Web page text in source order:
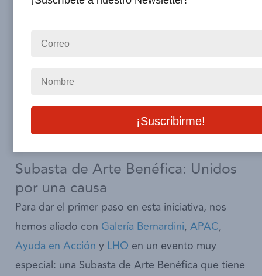
Humano, así como de otros aliados como la
una plataforma que brinda visibilidad y soporte a
proyectos de ayuda social y humana en México.
Subasta de Arte Benéfica: Unidos
por una causa
Para dar el primer paso en esta iniciativa, nos
hemos aliado con Galería Bernardini, APAC,
Ayuda en Acción y LHO en un evento muy
especial: una Subasta de Arte Benéfica que tiene